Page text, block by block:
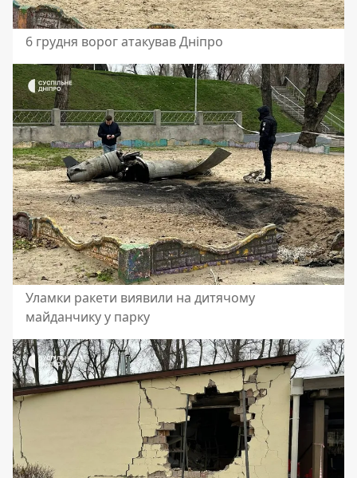
6 грудня ворог атакував Дніпро
Уламки ракети виявили на дитячому
майданчику у парку